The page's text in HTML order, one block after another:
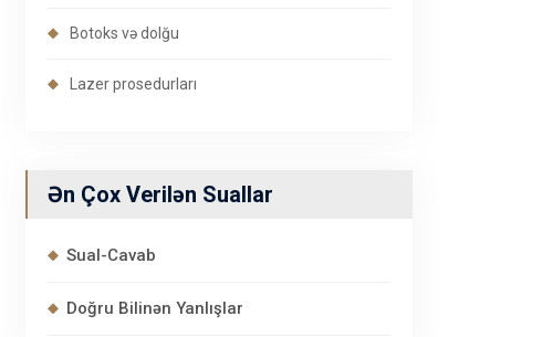
Botoks və dolğu
Lazer prosedurları
Ən Çox Verilən Suallar
Sual-Cavab
Doğru Bilinən Yanlışlar